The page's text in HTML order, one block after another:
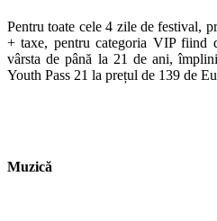
Pentru toate cele 4 zile de festival,
+ taxe, pentru categoria VIP fiind
vârsta de până la 21 de ani,
Youth Pass 21 la prețul de 139 de
Muzică